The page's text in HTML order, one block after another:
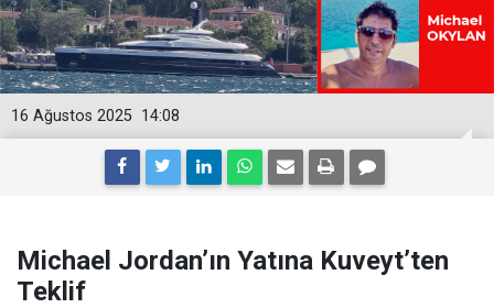
14:08
16 Ağustos 2025
Michael Jordan’ın Yatına Kuveyt’ten
Teklif